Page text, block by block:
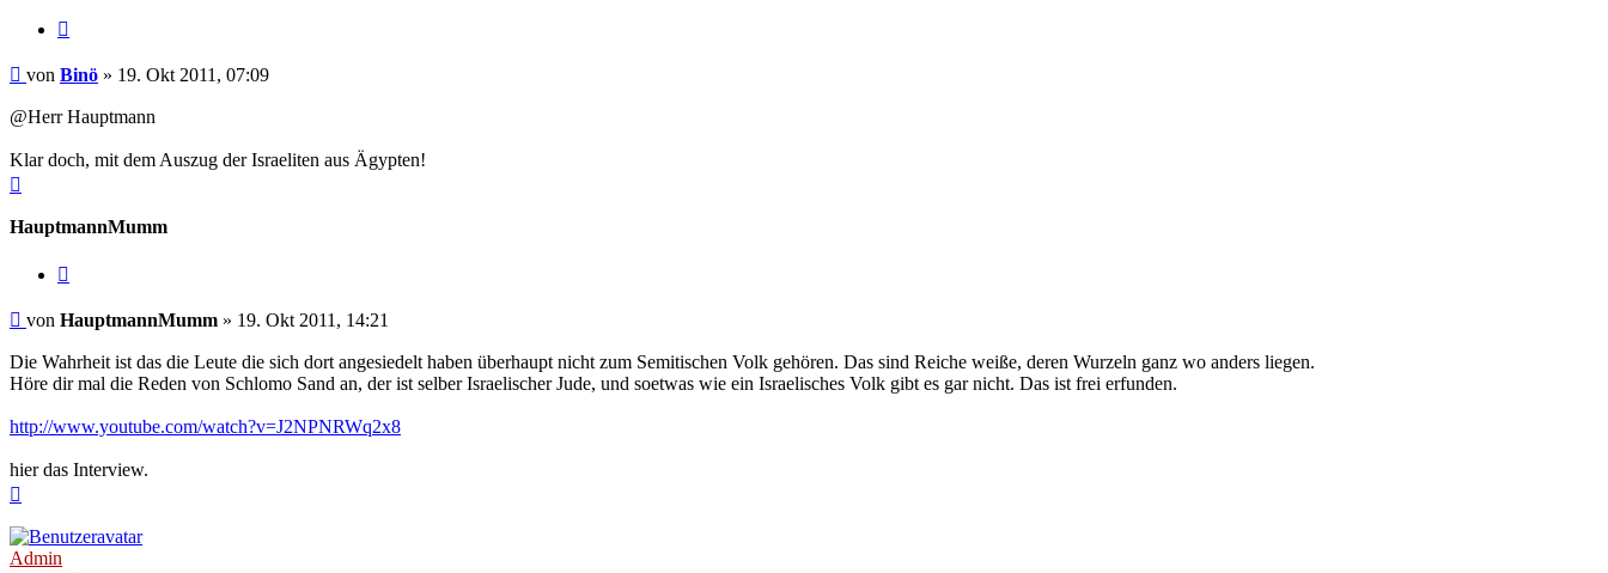
Beitrag
von Binö » 19. Okt 2011, 07:09
@Herr Hauptmann
Klar doch, mit dem Auszug der Israeliten aus Ägypten!
HauptmannMumm
Beitrag
von HauptmannMumm » 19. Okt 2011, 14:21
Die Wahrheit ist das die Leute die sich dort angesiedelt haben überhaupt nicht zum Semitischen Volk gehören. Das sind Reiche weiße, deren Wurzeln ganz wo anders liegen.
Höre dir mal die Reden von Schlomo Sand an, der ist selber Israelischer Jude, und soetwas wie ein Israelisches Volk gibt es gar nicht. Das ist frei erfunden.
http://www.youtube.com/watch?v=J2NPNRWq2x8
hier das Interview.
Admin